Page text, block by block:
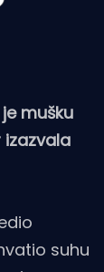
mušku
izazvala
suhu